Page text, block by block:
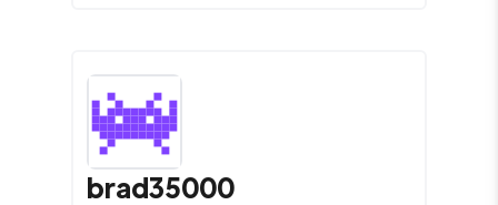
brad35000